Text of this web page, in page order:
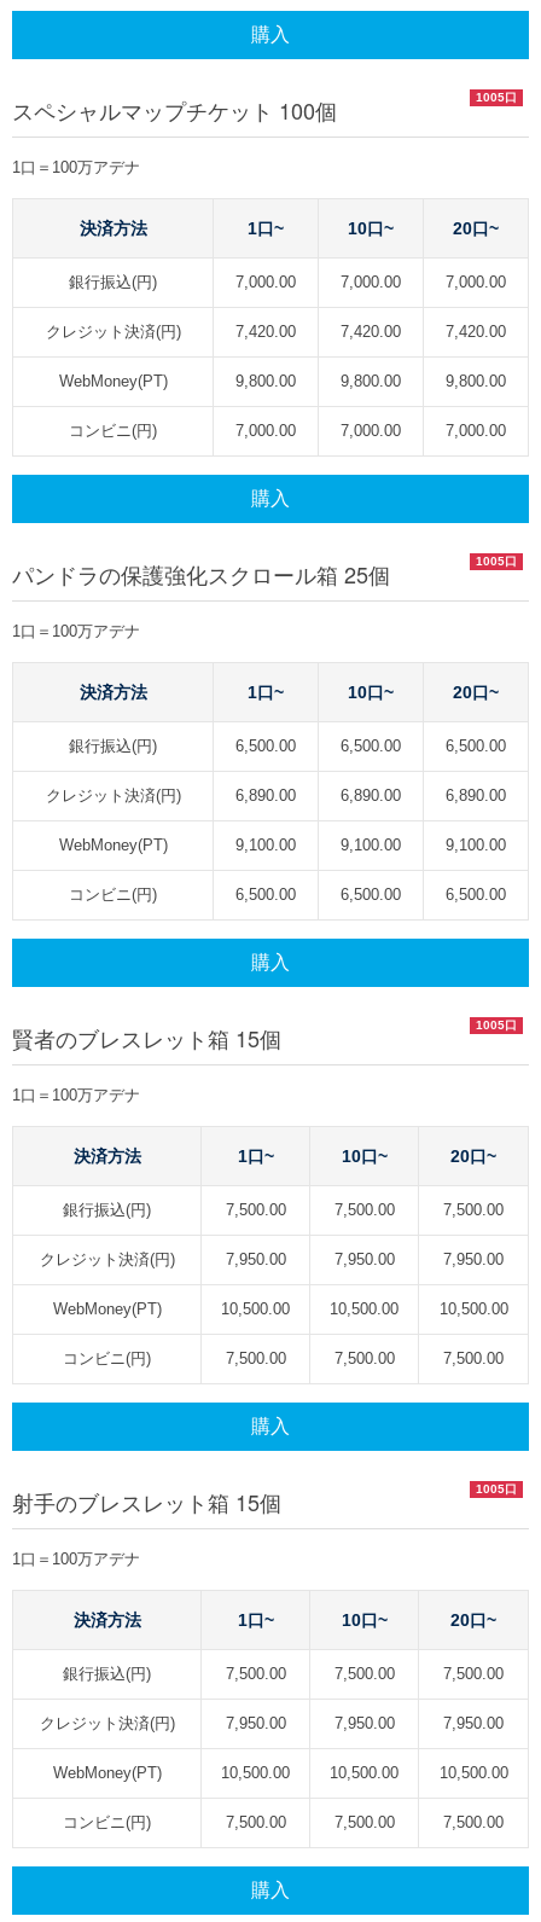
購入
1005口
スペシャルマップチケット 100個
1口＝100万アデナ
決済方法 1口~ 10口~ 20口~
銀行振込(円) 7,000.00 7,000.00 7,000.00
クレジット決済(円) 7,420.00 7,420.00 7,420.00
WebMoney(PT) 9,800.00 9,800.00 9,800.00
コンビニ(円) 7,000.00 7,000.00 7,000.00
購入
1005口
パンドラの保護強化スクロール箱 25個
1口＝100万アデナ
決済方法 1口~ 10口~ 20口~
銀行振込(円) 6,500.00 6,500.00 6,500.00
クレジット決済(円) 6,890.00 6,890.00 6,890.00
WebMoney(PT) 9,100.00 9,100.00 9,100.00
コンビニ(円) 6,500.00 6,500.00 6,500.00
購入
1005口
賢者のブレスレット箱 15個
1口＝100万アデナ
決済方法 1口~ 10口~ 20口~
銀行振込(円) 7,500.00 7,500.00 7,500.00
クレジット決済(円) 7,950.00 7,950.00 7,950.00
WebMoney(PT) 10,500.00 10,500.00 10,500.00
コンビニ(円) 7,500.00 7,500.00 7,500.00
購入
1005口
射手のブレスレット箱 15個
1口＝100万アデナ
決済方法 1口~ 10口~ 20口~
銀行振込(円) 7,500.00 7,500.00 7,500.00
クレジット決済(円) 7,950.00 7,950.00 7,950.00
WebMoney(PT) 10,500.00 10,500.00 10,500.00
コンビニ(円) 7,500.00 7,500.00 7,500.00
購入